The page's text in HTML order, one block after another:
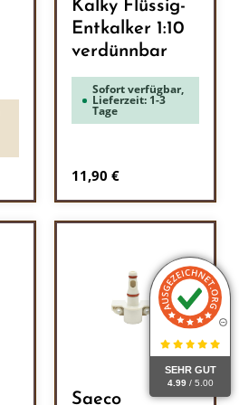
SEHR GUT
4.99 / 5.00
Kalky Flüssig-
Entkalker 1:10
verdünnbar
Sofort verfügbar,
Lieferzeit: 1-3
Tage
Regulärer Preis:
11,90 €
Saeco